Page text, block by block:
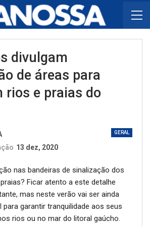
divulgam
de áreas para
rios e praias do
GERAL
13 dez, 2020
nas bandeiras de sinalização dos
Ficar atento a este detalhe
mas neste verão vai ser ainda
garantir tranquilidade aos seus
rios ou no mar do litoral gaúcho.